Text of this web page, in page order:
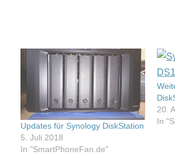
Updates für Synology DiskStation
5. Juli 2018
In "SmartPhoneFan.de"
20.
In